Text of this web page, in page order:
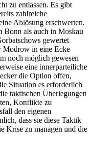
zu entlassen. Es gibt
zahlreiche
Ablösung erschwerten.
Bonn als auch in Moskau
gewertet
Modrow in eine Ecke
noch möglich gewesen
eine innerparteiliche
die Option offen,
Situation es erforderlich
taktischen Überlegungen
Konflikte zu
den eigenen
dass sie diese Taktik
Krise zu managen und die